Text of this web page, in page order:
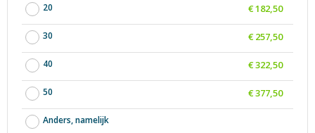
20
30
40
50
Anders, namelijk
€ 182,50
€ 257,50
€ 322,50
€ 377,50